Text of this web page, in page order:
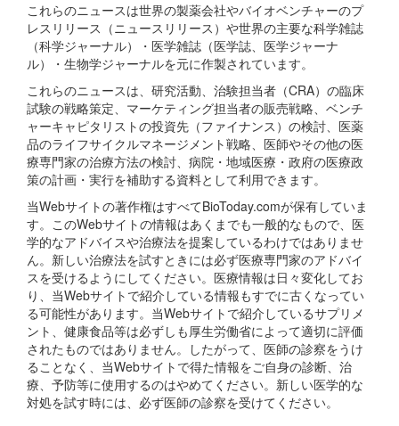
これらのニュースは世界の製薬会社やバイオベンチャーのプ
レスリリース（ニュースリリース）や世界の主要な科学雑誌
（科学ジャーナル）・医学雑誌（医学誌、医学ジャーナ
ル）・生物学ジャーナルを元に作製されています。
これらのニュースは、研究活動、治験担当者（CRA）の臨床
試験の戦略策定、マーケティング担当者の販売戦略、ベンチ
ャーキャピタリストの投資先（ファイナンス）の検討、医薬
品のライフサイクルマネージメント戦略、医師やその他の医
療専門家の治療方法の検討、病院・地域医療・政府の医療政
策の計画・実行を補助する資料として利用できます。
当Webサイトの著作権はすべてBioToday.comが保有していま
す。このWebサイトの情報はあくまでも一般的なもので、医
学的なアドバイスや治療法を提案しているわけではありませ
ん。新しい治療法を試すときには必ず医療専門家のアドバイ
スを受けるようにしてください。医療情報は日々変化してお
り、当Webサイトで紹介している情報もすでに古くなってい
る可能性があります。当Webサイトで紹介しているサプリメ
ント、健康食品等は必ずしも厚生労働省によって適切に評価
されたものではありません。したがって、医師の診察をうけ
ることなく、当Webサイトで得た情報をご自身の診断、治
療、予防等に使用するのはやめてください。新しい医学的な
対処を試す時には、必ず医師の診察を受けてください。